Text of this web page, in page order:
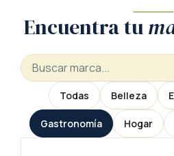
Encuentra tu
Belleza
Gastronomía Hogar
Todas